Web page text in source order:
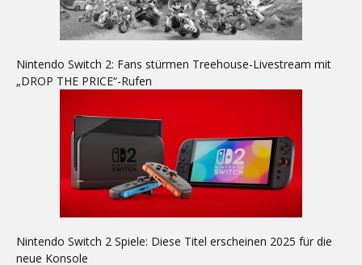
Nintendo Switch 2: Fans stürmen Treehouse-Livestream mit
„DROP THE PRICE“-Rufen
Nintendo Switch 2 Spiele: Diese Titel erscheinen 2025 für die
neue Konsole